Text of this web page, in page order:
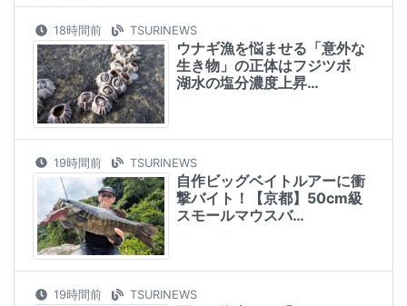
18時間前 TSURINEWS
ウナギ漁を悩ませる「意外な
生き物」の正体はフジツボ
湖水の塩分濃度上昇…
19時間前 TSURINEWS
自作ビッグベイトルアーに衝
撃バイト！【京都】50cm級
スモールマウスバ…
19時間前 TSURINEWS